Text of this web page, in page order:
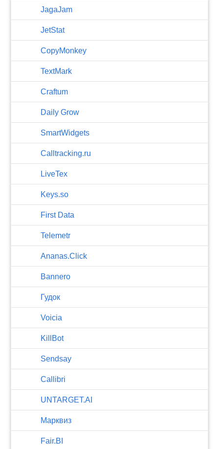
JagaJam
JetStat
CopyMonkey
TextMark
Craftum
​Daily Grow
SmartWidgets
Calltracking.ru
LiveTex
Keys.so
First Data
Telemetr
Ananas.Click
Bannero
Гудок
Voicia
KillBot
Sendsay
Callibri
UNTARGET.AI
Марквиз
Fair.BI